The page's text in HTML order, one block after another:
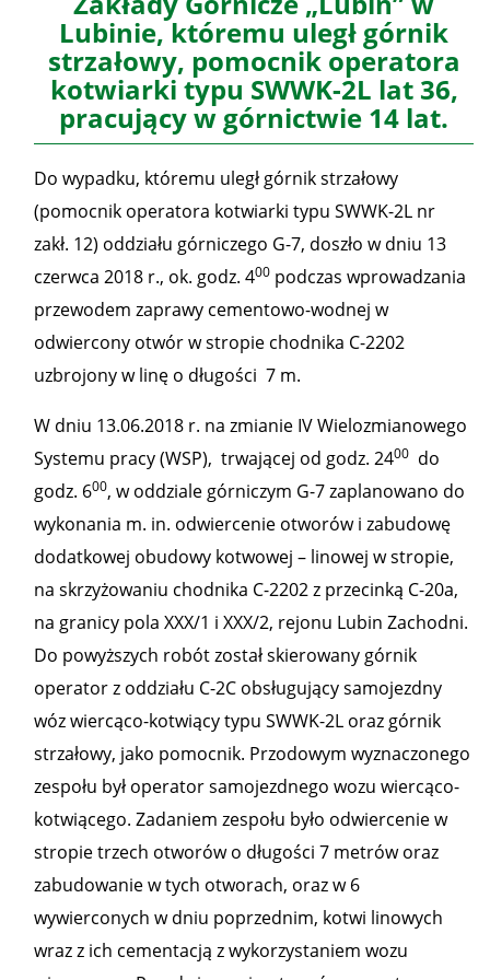
Lubinie, któremu uległ górnik
strzałowy, pomocnik operatora
kotwiarki typu SWWK-2L lat 36,
pracujący w górnictwie 14 lat.
Do wypadku, któremu uległ górnik strzałowy
(pomocnik operatora kotwiarki typu SWWK-2L nr
zakł. 12) oddziału górniczego G-7, doszło w dniu 13
czerwca 2018 r., ok. godz. 400 podczas wprowadzania
przewodem zaprawy cementowo-wodnej w
odwiercony otwór w stropie chodnika C-2202
uzbrojony w linę o długości 7 m.
W dniu 13.06.2018 r. na zmianie IV Wielozmianowego
Systemu pracy (WSP), trwającej od godz. 2400 do
godz. 600, w oddziale górniczym G-7 zaplanowano do
wykonania m. in. odwiercenie otworów i zabudowę
dodatkowej obudowy kotwowej – linowej w stropie,
na skrzyżowaniu chodnika C-2202 z przecinką C-20a,
na granicy pola XXX/1 i XXX/2, rejonu Lubin Zachodni.
Do powyższych robót został skierowany górnik
operator z oddziału C-2C obsługujący samojezdny
wóz wiercąco-kotwiący typu SWWK-2L oraz górnik
strzałowy, jako pomocnik. Przodowym wyznaczonego
zespołu był operator samojezdnego wozu wiercąco-
kotwiącego. Zadaniem zespołu było odwiercenie w
stropie trzech otworów o długości 7 metrów oraz
zabudowanie w tych otworach, oraz w 6
wywierconych w dniu poprzednim, kotwi linowych
wraz z ich cementacją z wykorzystaniem wozu